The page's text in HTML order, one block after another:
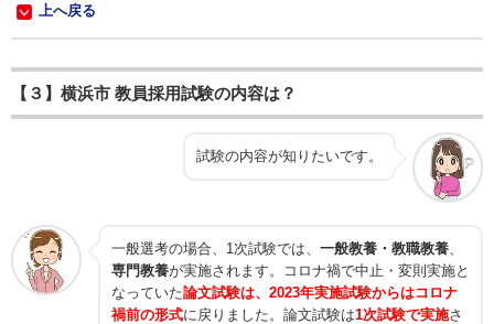
上へ戻る
【３】横浜市 教員採用試験の内容は？
試験の内容が知りたいです。
一般選考の場合、1次試験では、 一般教養・教職教養
専門教養が実施されます。コロナ禍で中止・変則実施と
なっていた論文試験は、2023年実施試験からはコロナ
禍前の形式に戻りました。論文試験は1次試験で実施さ